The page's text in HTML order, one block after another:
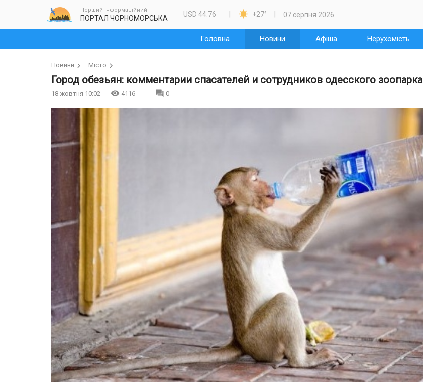
Перший інформаційний
ПОРТАЛ ЧОРНОМОРСЬКА USD 44.76  +27° 07 серпня 2026
Головна Новини Афіша Нерухомість
Новини Місто
Город обезьян: комментарии спасателей и сотрудников одесского зоопарка
18 жовтня 10:02 4116 0